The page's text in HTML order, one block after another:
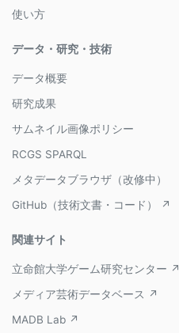
使い方
データ・研究・技術
データ概要
研究成果
サムネイル画像ポリシー
RCGS SPARQL
メタデータブラウザ（改修中）
GitHub（技術文書・コード） ↗
関連サイト
立命館大学ゲーム研究センター ↗
メディア芸術データベース ↗
MADB Lab ↗